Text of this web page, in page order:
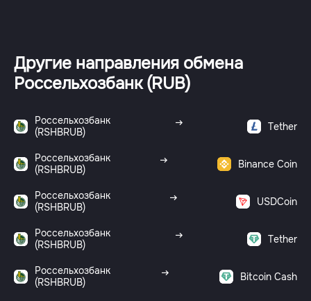
Другие направления обмена
Россельхозбанк (RUB)
Россельхозбанк
(RSHBRUB)
Tether
Россельхозбанк
(RSHBRUB)
Binance Coin
Россельхозбанк
(RSHBRUB)
USDCoin
Россельхозбанк
(RSHBRUB)
Tether
Россельхозбанк
(RSHBRUB)
Bitcoin Cash